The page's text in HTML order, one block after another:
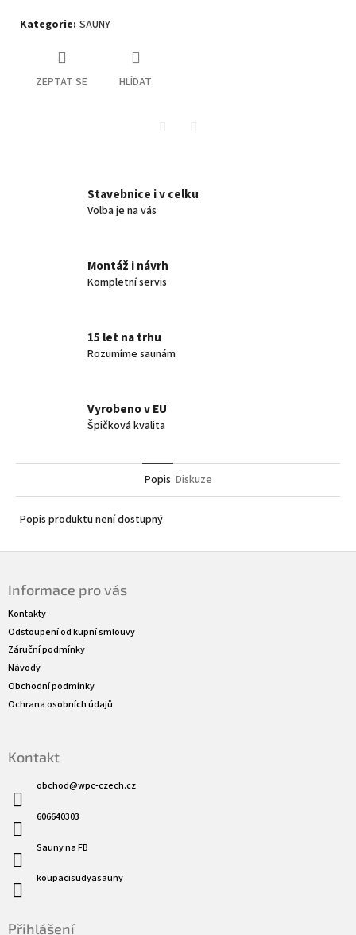
Kategorie: SAUNY
ZEPTAT SE HLÍDAT
Stavebnice i v celku
Volba je na vás
Montáž i návrh
Kompletní servis
15 let na trhu
Rozumíme saunám
Vyrobeno v EU
Špičková kvalita
Popis Diskuze
Popis produktu není dostupný
Informace pro vás
Kontakty
Odstoupení od kupní smlouvy
Záruční podmínky
Návody
Obchodní podmínky
Ochrana osobních údajů
Kontakt
obchod@wpc-czech.cz
606640303
Sauny na FB
koupacisudyasauny
Přihlášení